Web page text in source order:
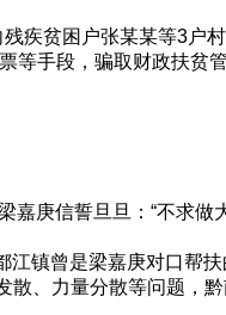
疾贫困户张某某等3户
手段，骗取财政扶贫
庚信誓旦旦：“不求做
江镇曾是梁嘉庚对口帮
、力量分散等问题，